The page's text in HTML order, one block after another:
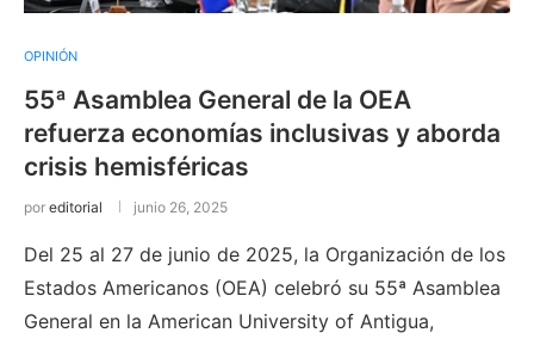
OPINIÓN
55ª Asamblea General de la OEA
refuerza economías inclusivas y aborda
crisis hemisféricas
por editorial junio 26, 2025
Del 25 al 27 de junio de 2025, la Organización de los
Estados Americanos (OEA) celebró su 55ª Asamblea
General en la American University of Antigua,